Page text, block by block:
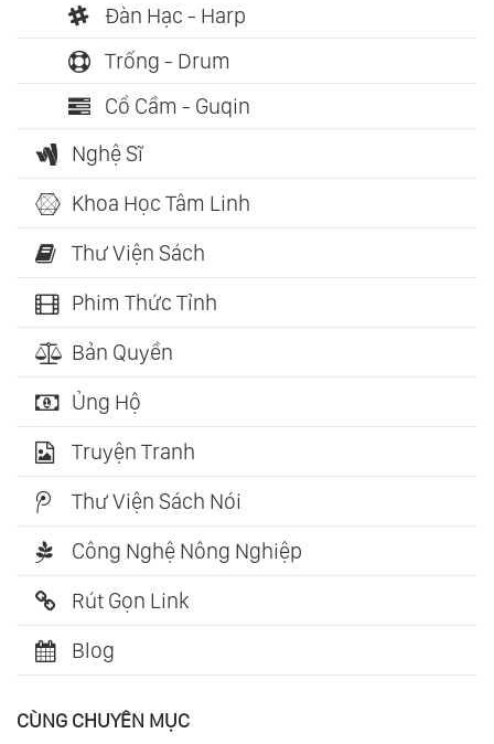
Đàn Hạc - Harp
Trống - Drum
Cổ Cầm - Guqin
Nghệ Sĩ
Khoa Học Tâm Linh
Thư Viện Sách
Phim Thức Tỉnh
Bản Quyền
Ủng Hộ
Truyện Tranh
Thư Viện Sách Nói
Công Nghệ Nông Nghiệp
Rút Gọn Link
Blog
CÙNG CHUYÊN MỤC